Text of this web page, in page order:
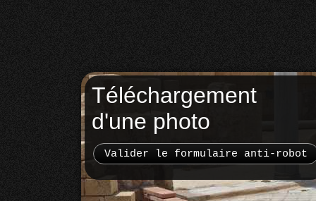
Téléchargement
d'une photo